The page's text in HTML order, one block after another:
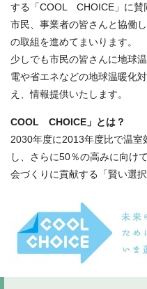
する「COOL CHOICE」に賛
市民、事業者の皆さんと協働
の取組を進めてまいります。
少しでも市民の皆さんに地球
電や省エネなどの地球温暖化
え、情報提供いたします。
COOL CHOICE」とは？
2030年度に2013年度比で温
し、さらに50％の高みに向け
会づくりに貢献する「賢い選